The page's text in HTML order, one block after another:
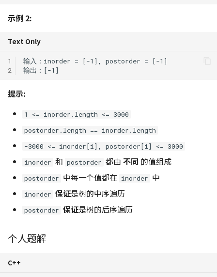
516. 最长回文子序列
518. 零钱兑换 II
647. 回文子串
718. 最长重复子数组
746. 使用最小花费爬楼梯
1035/1143. 不相交的线/最长
公共子序列
示例 2:
Text Only
1
2
提示:
1 <= inorder.length <= 3000
postorder.length == inorder.length
-3000 <= inorder[i], postorder[i] <= 3000
inorder 和 postorder 都由 不同 的值组成
postorder 中每一个值都在 inorder 中
inorder 保证是树的中序遍历
postorder 保证是树的后序遍历
个人题解
C++